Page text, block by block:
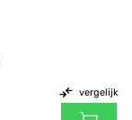
vergelijk